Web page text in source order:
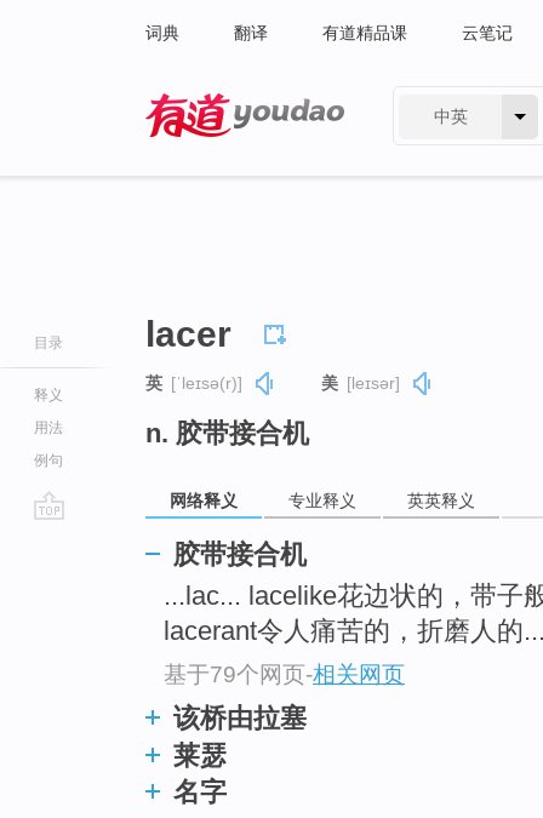
词典 翻译 有道精品课 云笔记
中英
目录
释义
用法
例句
lacer
英 [ˈleɪsə(r)] 美 [leɪsər]
n. 胶带接合机
网络释义 专业释义 英英释义
胶带接合机
...lac... lacelike花边状的，带子
lacerant令人痛苦的，折磨人的
基于79个网页-相关网页
该桥由拉塞
莱瑟
名字